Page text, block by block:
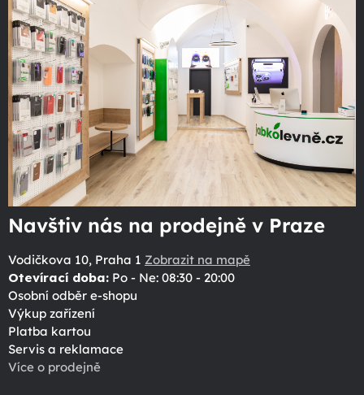
Navštiv nás na prodejně v Praze
Vodičkova 10, Praha 1 Zobrazit na mapě
Otevírací doba: Po - Ne: 08:30 - 20:00
Osobní odběr e-shopu
Výkup zařízení
Platba kartou
Servis a reklamace
Více o prodejně